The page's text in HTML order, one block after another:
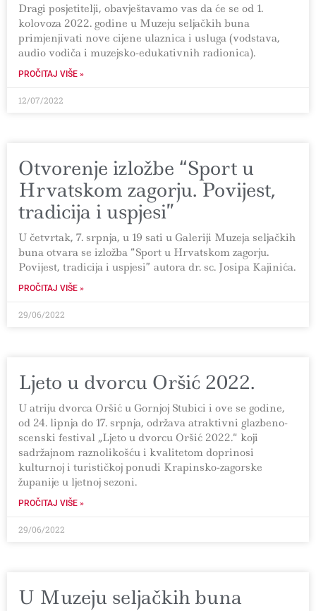
Dragi posjetitelji, obavještavamo vas da će se od 1.
kolovoza 2022. godine u Muzeju seljačkih buna
primjenjivati nove cijene ulaznica i usluga (vodstava,
audio vodiča i muzejsko-edukativnih radionica).
PROČITAJ VIŠE »
12/07/2022
Otvorenje izložbe “Sport u
Hrvatskom zagorju. Povijest,
tradicija i uspjesi”
U četvrtak, 7. srpnja, u 19 sati u Galeriji Muzeja seljačkih
buna otvara se izložba “Sport u Hrvatskom zagorju.
Povijest, tradicija i uspjesi” autora dr. sc. Josipa Kajinića.
PROČITAJ VIŠE »
29/06/2022
Ljeto u dvorcu Oršić 2022.
U atriju dvorca Oršić u Gornjoj Stubici i ove se godine,
od 24. lipnja do 17. srpnja, održava atraktivni glazbeno-
scenski festival „Ljeto u dvorcu Oršić 2022.“ koji
sadržajnom raznolikošću i kvalitetom doprinosi
kulturnoj i turističkoj ponudi Krapinsko-zagorske
županije u ljetnoj sezoni.
PROČITAJ VIŠE »
29/06/2022
U Muzeju seljačkih buna